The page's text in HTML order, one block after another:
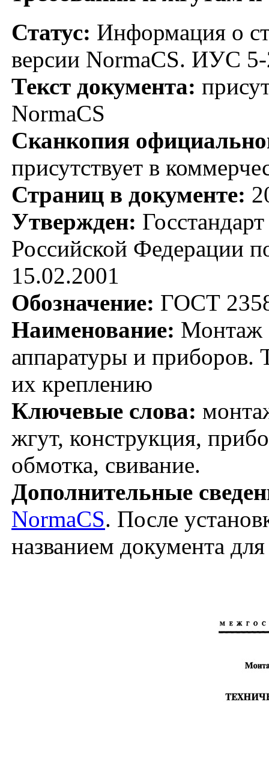
Статус: Информация о
версии NormaCS. ИУС
Текст документа:
NormaCS
Сканкопия
присутствует в
Страниц в документе:
Утвержден:
Российской Федерации
15.02.2001
Обозначение: ГОСТ
Наименование: Монтаж
аппаратуры и приборов.
их креплению
Ключевые слова:
жгут, конструкция,
обмотка, свивание.
Дополнительные
NormaCS. После
названием документа